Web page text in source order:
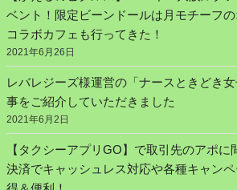
ベント！限定ビーンドールは月モチーフの
コラボカフェも行ってきた！
2021年6月26日
レバレジーズ様運営の「ナースときどき
事をご紹介していただきました
2021年6月2日
【タクシーアプリGO】で取引先のアポに
決済でキャッシュレス対応や各種キャン